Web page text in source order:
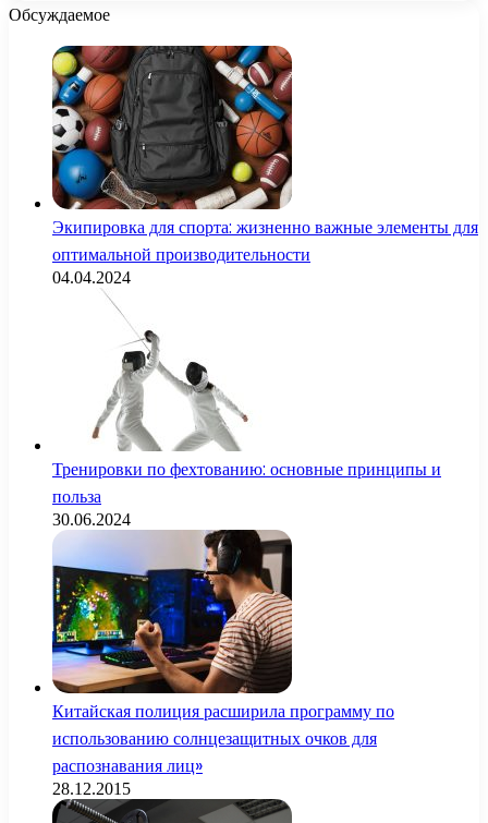
Обсуждаемое
Экипировка для спорта: жизненно важные элементы для
оптимальной производительности
04.04.2024
Тренировки по фехтованию: основные принципы и
польза
30.06.2024
Китайская полиция расширила программу по
использованию солнцезащитных очков для
распознавания лиц»
28.12.2015